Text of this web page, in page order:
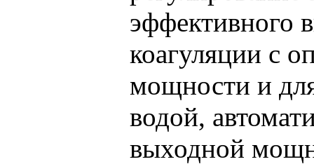
эффективного
коагуляции с
мощности и
водой,
выходной